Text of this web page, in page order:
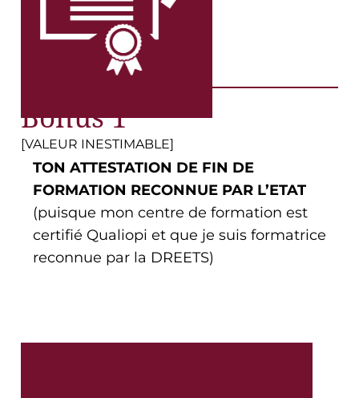
Bonus 1
[VALEUR INESTIMABLE]
TON ATTESTATION DE FIN DE
FORMATION RECONNUE PAR L’ETAT
(puisque mon centre de formation est
certifié Qualiopi et que je suis formatrice
reconnue par la DREETS)